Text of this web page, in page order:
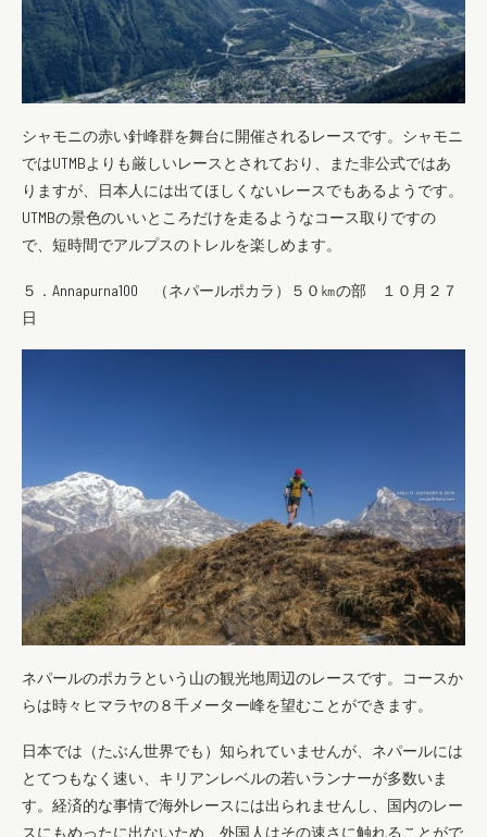
シャモニの赤い針峰群を舞台に開催されるレースです。シャモニ
ではUTMBよりも厳しいレースとされており、また非公式ではあ
りますが、日本人には出てほしくないレースでもあるようです。
UTMBの景色のいいところだけを走るようなコース取りですの
で、短時間でアルプスのトレルを楽しめます。
５．Annapurna100 （ネパールポカラ）５０㎞の部 １０月２７
日
ネパールのポカラという山の観光地周辺のレースです。コースか
らは時々ヒマラヤの８千メーター峰を望むことができます。
日本では（たぶん世界でも）知られていませんが、ネパールには
とてつもなく速い、キリアンレベルの若いランナーが多数いま
す。経済的な事情で海外レースには出られませんし、国内のレー
スにもめったに出ないため、外国人はその速さに触れることがで